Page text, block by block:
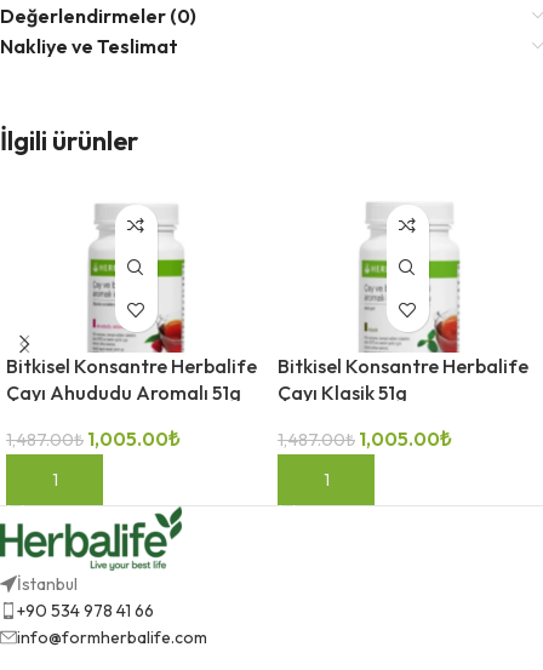
Değerlendirmeler (0)
Nakliye ve Teslimat
İlgili ürünler
Bitkisel Konsantre Herbalife
Çayı Ahududu Aromalı 51g
1,487.00₺ 1,005.00₺
SEPETE EKLE
Bitkisel Konsantre Herbalife
Çayı Klasik 51g
1,487.00₺ 1,005.00₺
SEPETE EKLE
İstanbul
+90 534 978 41 66
info@formherbalife.com